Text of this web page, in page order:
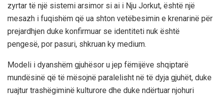
zyrtar të një sistemi arsimor si ai i Nju Jorkut, është një
mesazh i fuqishëm që ua shton vetëbesimin e krenarinë për
prejardhjen duke konfirmuar se identiteti nuk është
pengesë, por pasuri, shkruan ky medium.
Modeli i dyanshëm gjuhësor u jep fëmijëve shqiptarë
mundësinë që të mësojnë paralelisht në të dyja gjuhët, duke
ruajtur trashëgiminë kulturore dhe duke ndërtuar njohuri